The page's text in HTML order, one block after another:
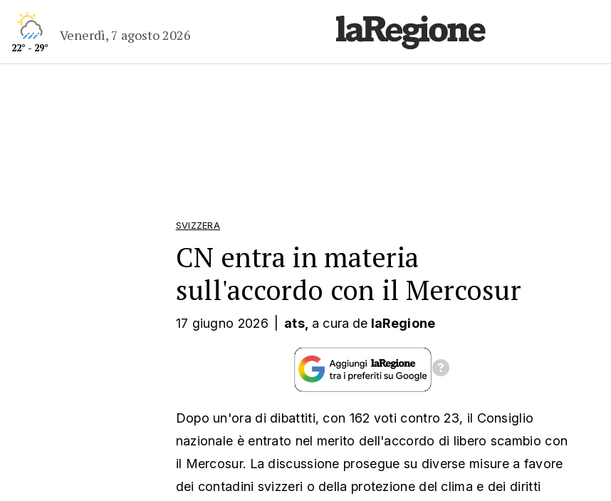
22° - 29°
Venerdì, 7 agosto 2026
SVIZZERA
CN entra in materia
sull'accordo con il Mercosur
17 giugno 2026 ats, a cura de laRegione
Dopo un'ora di dibattiti, con 162 voti contro 23, il Consiglio
nazionale è entrato nel merito dell'accordo di libero scambio con
il Mercosur. La discussione prosegue su diverse misure a favore
dei contadini svizzeri o della protezione del clima e dei diritti